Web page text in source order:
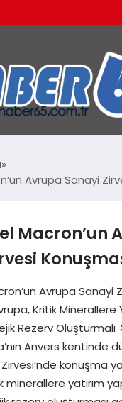
Avrupa Sanayi
Macron’un
Avrupa Sanayi
Kritik Minerallere
Rezerv Oluşturmalı
Anvers kentinde
konuşma
minerallere yatırım